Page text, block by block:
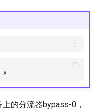
的分流器bypass-0，